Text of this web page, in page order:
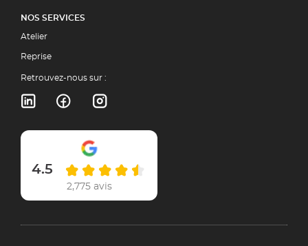
NOS SERVICES
Atelier
Reprise
Retrouvez-nous sur :
4.5
2,775 avis